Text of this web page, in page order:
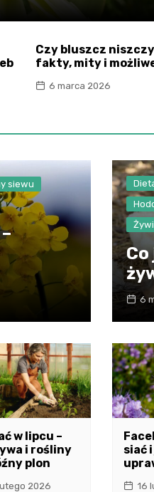
Czy bluszcz
fakty, mity i
6 marca 2026
siewu
Co
6
w lipcu –
i rośliny
plon
2026
siać
16